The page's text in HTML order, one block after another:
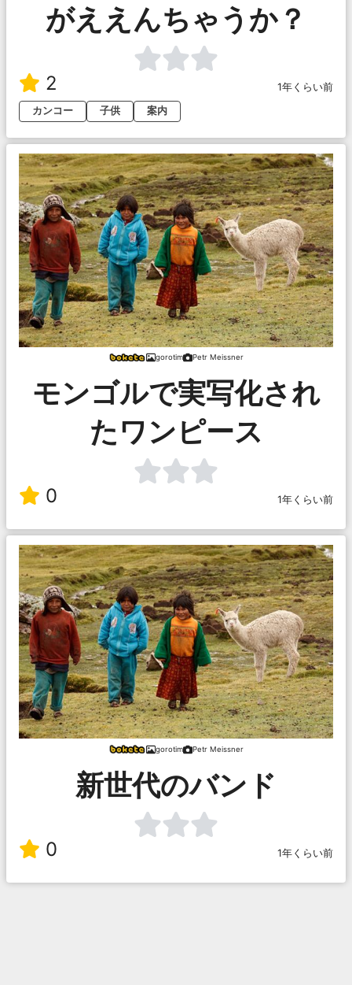
がええんちゃうか？
2
1年くらい前
カンコー
子供 案内
gorotim Petr Meissner
モンゴルで実写化され
たワンピース
0 1年くらい前
gorotim Petr Meissner
新世代のバンド
0 1年くらい前